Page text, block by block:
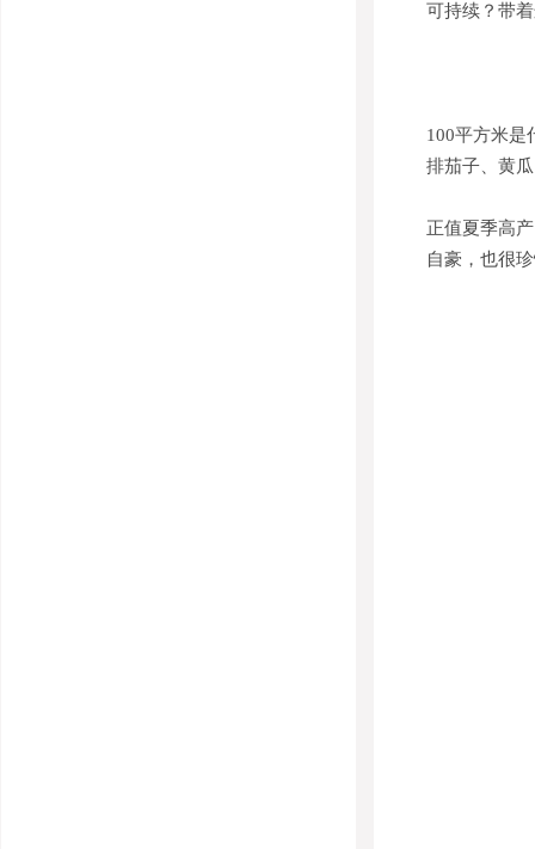
可持续？带
100平方米是
排茄子、黄
正值夏季高
自豪，也很